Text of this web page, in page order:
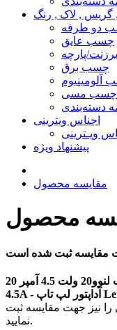
گریس , لاک , رنگ
دو طرفه
چسب عایق
پارچه
چسب برق
آلومینیوم
چسب مسی
دسته‌بندی
اجناس ویترینی
ویـترینی
پیشنهاد ویژه
مقایسه محصول
محصول
مقایسه ثبت شده است
«شارژر لبتاب لنوو20 ولت 4.5 آمپر 20V-
نیز جهت مقایسه ثبت
نمایید.